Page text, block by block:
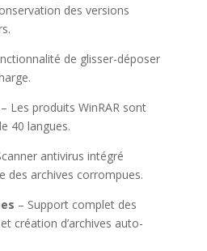
des versions
de glisser-déposer
– Les produits WinRAR sont
40 langues.
antivirus intégré
des archives corrompues.
– Support complet des
création d’archives auto-